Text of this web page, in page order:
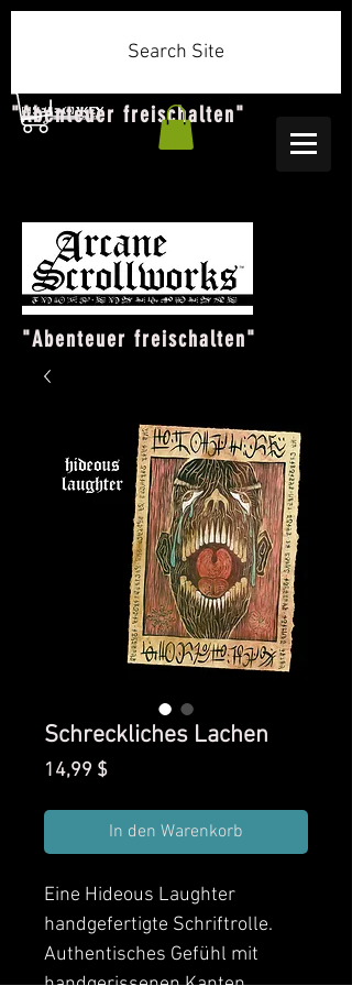
"Abenteuer freischalten"
Search Site
"Abenteuer freischalten"
Schreckliches Lachen
14,99 $Preis
In den Warenkorb
Eine Hideous Laughter
handgefertigte Schriftrolle.
Authentisches Gefühl mit